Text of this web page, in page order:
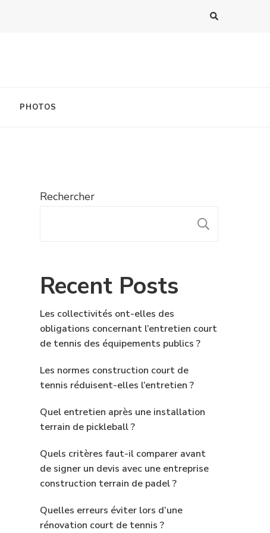
PHOTOS
Rechercher
Recent Posts
Les collectivités ont-elles des
obligations concernant l’entretien court
de tennis des équipements publics ?
Les normes construction court de
tennis réduisent-elles l’entretien ?
Quel entretien après une installation
terrain de pickleball ?
Quels critères faut-il comparer avant
de signer un devis avec une entreprise
construction terrain de padel ?
Quelles erreurs éviter lors d’une
rénovation court de tennis ?